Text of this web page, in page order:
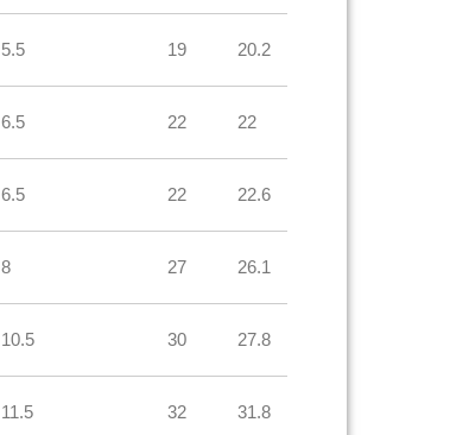
5.5 19 20.2
6.5 22 22
6.5 22 22.6
8 27 26.1
10.5 30 27.8
11.5 32 31.8